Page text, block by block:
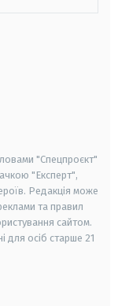
"Спецпроєкт"
"Експерт",
Редакція може
та правил
сайтом.
для осіб старше 21